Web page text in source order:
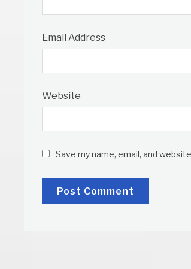
Email Address
Website
Save my name, email, and